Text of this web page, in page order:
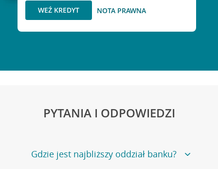
WEŹ KREDYT NOTA PRAWNA
PYTANIA I ODPOWIEDZI
Gdzie jest najbliższy oddział banku?